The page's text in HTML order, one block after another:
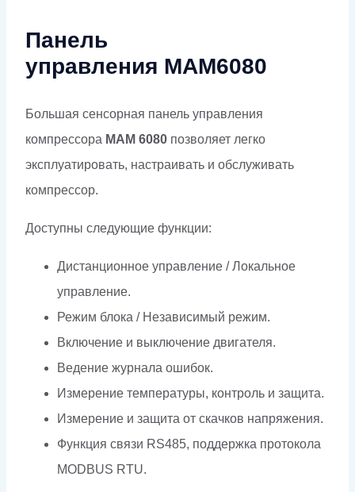
Панель
управления МАМ6080
Большая сенсорная панель управления
компрессора MAM 6080 позволяет легко
эксплуатировать, настраивать и обслуживать
компрессор.
Доступны следующие функции:
Дистанционное управление / Локальное
управление.
Режим блока / Независимый режим.
Включение и выключение двигателя.
Ведение журнала ошибок.
Измерение температуры, контроль и защита.
Измерение и защита от скачков напряжения.
Функция связи RS485, поддержка протокола
MODBUS RTU.